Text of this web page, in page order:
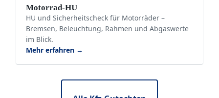
Motorrad-HU
HU und Sicherheitscheck für Motorräder –
Bremsen, Beleuchtung, Rahmen und Abgaswerte
im Blick.
Mehr erfahren →